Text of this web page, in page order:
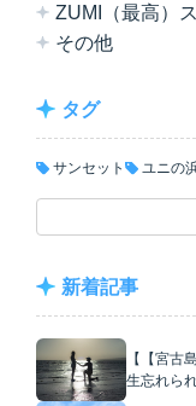
ZUMI（最高）
その他
タグ
サンセット ユニの
新着記事
【【宮古
生忘れら